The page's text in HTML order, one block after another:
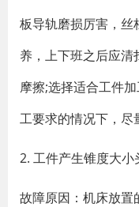
板导轨磨损厉害，丝
养，上下班之后应
摩擦;选择适合工件
工要求的情况下，尽
2. 工件产生锥度大小
故障原因：机床放置